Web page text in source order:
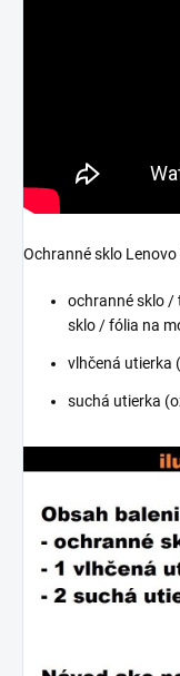
Ochranné sklo
ochranné sklo /
sklo / fólia na
vlhčená utierka
suchá utierka